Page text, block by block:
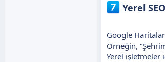
Yerel
Google
Örneğin,
Yerel işletmeler